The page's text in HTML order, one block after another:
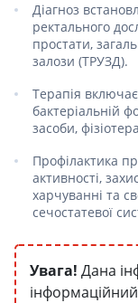
Діагноз
ректального
простати,
залози (ТРУЗД).
Терапія
бактеріальній
засоби,
Профілактика
активності,
харчуванні та
сечостатевої
Увага! Дана